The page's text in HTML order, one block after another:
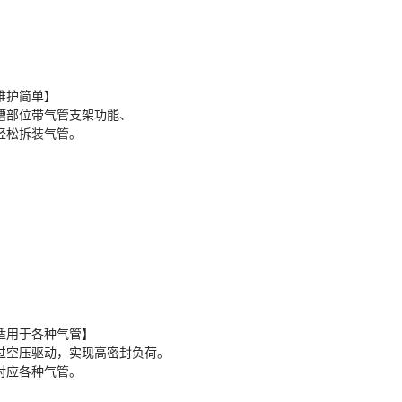
护简单】
部位带气管支架功能、
松拆装气管。
用于各种气管】
空压驱动，实现高密封负荷。
应各种气管。